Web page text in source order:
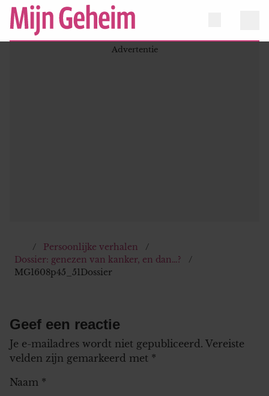
Persoonlijke verhalen
Dossier: genezen van kanker, en dan…?
MG1608p45_51Dossier
Geef een reactie
Je e-mailadres wordt niet gepubliceerd. Vereiste
velden zijn gemarkeerd met *
Naam *